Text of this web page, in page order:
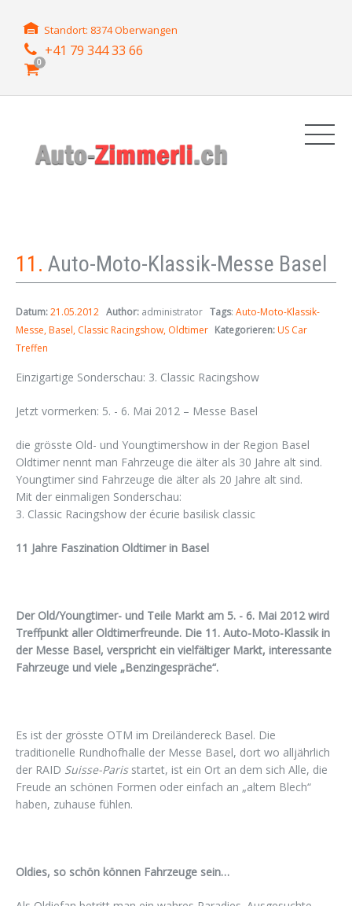
Standort: 8374 Oberwangen
+41 79 344 33 66
0
11. Auto-Moto-Klassik-Messe Basel
Datum:21.05.2012 Author: administrator Tags: Auto-Moto-Klassik-
Messe Basel Classic Racingshow Oldtimer Kategorieren:US Car
Treffen
Einzigartige Sonderschau: 3. Classic Racingshow
Jetzt vormerken: 5. - 6. Mai 2012 – Messe Basel
die grösste Old- und Youngtimershow in der Region Basel
Oldtimer nennt man Fahrzeuge die älter als 30 Jahre alt sind.
Youngtimer sind Fahrzeuge die älter als 20 Jahre alt sind.
Mit der einmaligen Sonderschau:
3. Classic Racingshow der écurie basilisk classic
11 Jahre Faszination Oldtimer in Basel
Der Old/Youngtimer- und Teile Markt am 5. - 6. Mai 2012 wird
Treffpunkt aller Oldtimerfreunde. Die 11. Auto-Moto-Klassik in
der Messe Basel, verspricht ein vielfältiger Markt, interessante
Fahrzeuge und viele „Benzingespräche“.
Es ist der grösste OTM im Dreiländereck Basel. Die
traditionelle Rundhofhalle der Messe Basel, dort wo alljährlich
der RAID Suisse-Parisstartet, ist ein Ort an dem sich Alle, die
Freude an schönen Formen oder einfach an „altem Blech“
haben, zuhause fühlen.
Oldies, so schön können Fahrzeuge sein…